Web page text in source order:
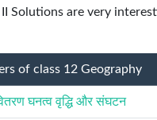
II Solutions are very
of class 12 Geography
घनत्व वृद्धि और संघटन